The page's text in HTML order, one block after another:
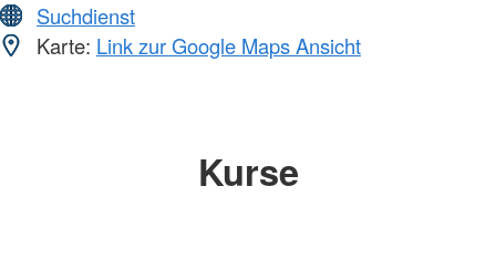
Suchdienst
Karte: Link zur Google Maps Ansicht
Kurse